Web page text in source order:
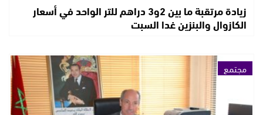
زيادة مرتقبة ما بين 2و3 دراهم للتر الواحد في أسعار
الكازوال والبنزين غدا السبت
مجتمع